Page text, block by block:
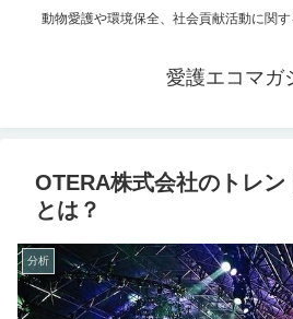
動物愛護や環境保全、社会貢献活動に関す
愛護エコマガ
OTERA株式会社のトレン
とは？
分析